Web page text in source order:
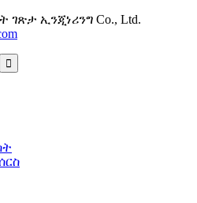
ኢንጂነሪንግ Co., Ltd.